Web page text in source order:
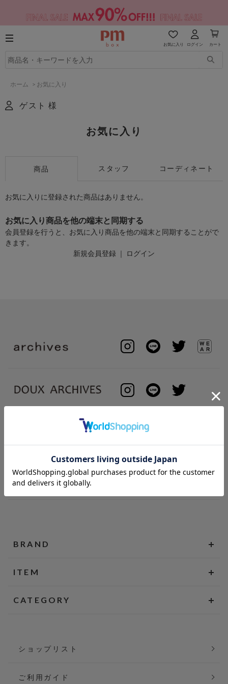
お気に入り ログイン カート
ホーム > お気に入り
ゲスト 様
お気に入り
商品 スタッフ コーディネート
お気に入りに登録された商品はありません。
お気に入り商品を他の端末と同期する
会員登録を行うと、お気に入り商品を他の端末と同期することがで
きます。
新規会員登録 ｜ ログイン
BRAND
ITEM
CATEGORY
ショップリスト
ご利用ガイド